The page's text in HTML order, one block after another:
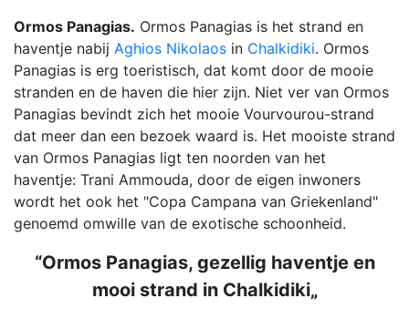
Ormos Panagias. Ormos Panagias is het strand en
haventje nabij Aghios Nikolaos in Chalkidiki. Ormos
Panagias is erg toeristisch, dat komt door de mooie
stranden en de haven die hier zijn. Niet ver van Ormos
Panagias bevindt zich het mooie Vourvourou-strand
dat meer dan een bezoek waard is. Het mooiste strand
van Ormos Panagias ligt ten noorden van het
haventje: Trani Ammouda, door de eigen inwoners
wordt het ook het "Copa Campana van Griekenland"
genoemd omwille van de exotische schoonheid.
“Ormos Panagias, gezellig haventje en
mooi strand in Chalkidiki„